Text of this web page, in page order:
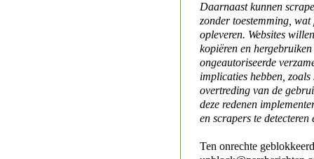
Daarnaast kunnen
zonder toestemming,
opleveren. Websites
kopiëren en
ongeautoriseerde
implicaties hebben,
overtreding van de
deze redenen
en scrapers te detecteren
Ten onrechte